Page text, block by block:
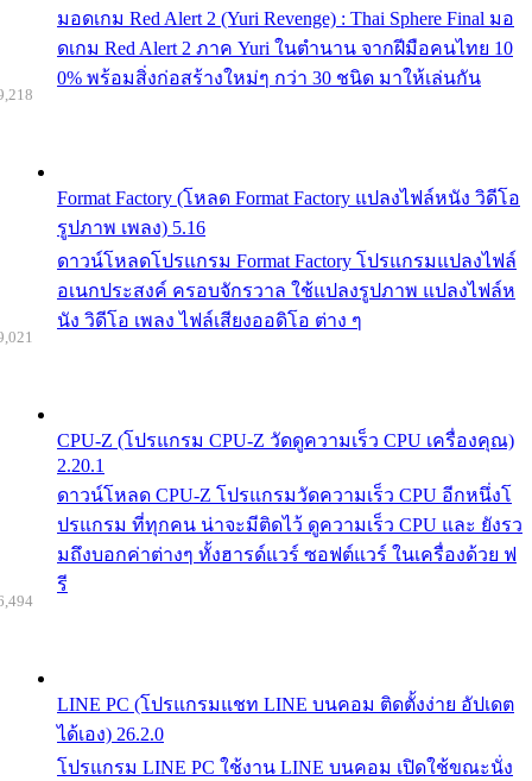
มอดเกม Red Alert 2 (Yuri Revenge) : Thai Sphere Final มอ
ดเกม Red Alert 2 ภาค Yuri ในตำนาน จากฝีมือคนไทย 10
0% พร้อมสิ่งก่อสร้างใหม่ๆ กว่า 30 ชนิด มาให้เล่นกัน
Format Factory (โหลด Format Factory แปลงไฟล์หนัง วิดีโอ
รูปภาพ เพลง) 5.16
ดาวน์โหลดโปรแกรม Format Factory โปรแกรมแปลงไฟล์
อเนกประสงค์ ครอบจักรวาล ใช้แปลงรูปภาพ แปลงไฟล์ห
นัง วิดีโอ เพลง ไฟล์เสียงออดิโอ ต่าง ๆ
CPU-Z (โปรแกรม CPU-Z วัดดูความเร็ว CPU เครื่องคุณ)
2.20.1
ดาวน์โหลด CPU-Z โปรแกรมวัดความเร็ว CPU อีกหนึ่งโ
ปรแกรม ที่ทุกคน น่าจะมีติดไว้ ดูความเร็ว CPU และ ยังรว
มถึงบอกค่าต่างๆ ทั้งฮารด์แวร์ ซอฟต์แวร์ ในเครื่องด้วย ฟ
รี
LINE PC (โปรแกรมแชท LINE บนคอม ติดตั้งง่าย อัปเดต
ได้เอง) 26.2.0
โปรแกรม LINE PC ใช้งาน LINE บนคอม เปิดใช้ขณะนั่ง